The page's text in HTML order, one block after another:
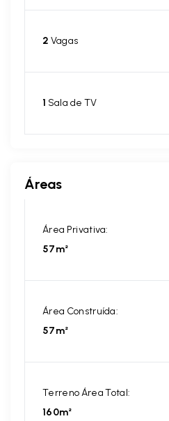
2 Vagas
1 Sala de TV
Áreas
Área Privativa:
57m²
Área Construída:
57m²
Terreno Área Total:
160m²